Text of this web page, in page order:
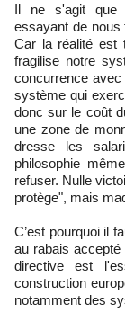
Il ne s'agit que
essayant de nous
Car la réalité est
fragilise notre
concurrence avec
système qui
donc sur le coût
une zone de
dresse les
philosophie
refuser. Nulle
protège", mais
C’est pourquoi il
au rabais
directive est
construction
notamment des